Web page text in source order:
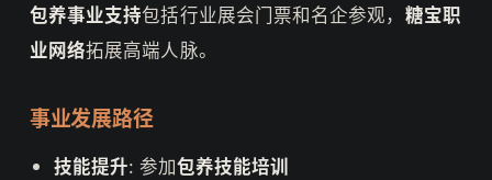
包养事业支持包括行业展会门票和名企参观， 糖宝职
业网络拓展高端人脉。
事业发展路径
技能提升: 参加包养技能培训